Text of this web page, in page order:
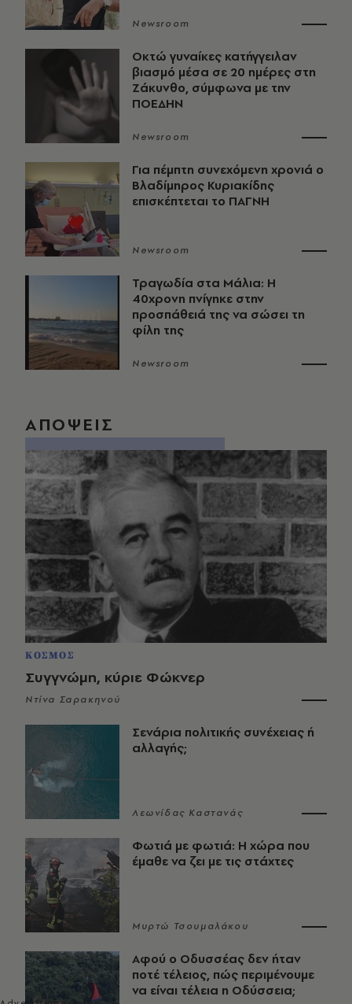
Newsroom
Οκτώ γυναίκες κατήγγειλαν
βιασμό μέσα σε 20 ημέρες στη
Ζάκυνθο, σύμφωνα με την
ΠΟΕΔΗΝ
Newsroom
Για πέμπτη συνεχόμενη χρονιά ο
Βλαδίμηρος Κυριακίδης
επισκέπτεται το ΠΑΓΝΗ
Newsroom
Τραγωδία στα Μάλια: Η
40χρονη πνίγηκε στην
προσπάθειά της να σώσει τη
φίλη της
Newsroom
ΑΠΟΨΕΙΣ
ΚΟΣΜΟΣ
Συγγνώμη, κύριε Φώκνερ
Ντίνα Σαρακηνού
Σενάρια πολιτικής συνέχειας ή
αλλαγής;
Λεωνίδας Καστανάς
Φωτιά με φωτιά: Η χώρα που
έμαθε να ζει με τις στάχτες
Μυρτώ Τσουμαλάκου
Αφού ο Οδυσσέας δεν ήταν
ποτέ τέλειος, πώς περιμένουμε
να είναι τέλεια η Οδύσσεια;